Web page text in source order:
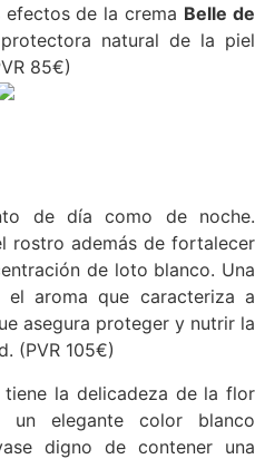
de la crema Belle de
natural de la piel
85€)
de día como de noche.
rostro además de fortalecer
de loto blanco. Una
aroma que caracteriza a
asegura proteger y nutrir la
(PVR 105€)
la delicadeza de la flor
un elegante color blanco
digno de contener una